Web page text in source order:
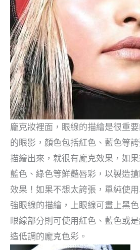
龐克妝裡面，眼線的描繪是很重
的眼影，顏色包括紅色、藍色等
描繪出來，就很有龐克效果，如
藍色、綠色等鮮豔唇彩，以製造
效果！如果不想太誇張，單純使
強眼線的描繪，上眼線可畫上黑
眼線部分則可使用紅色、藍色或
造低調的龐克色彩。